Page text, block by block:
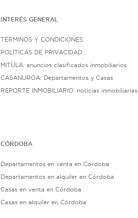
INTERÉS GENERAL
TÉRMINOS Y CONDICIONES
POLÍTICAS DE PRIVACIDAD
MITULA: anuncios clasificados inmobiliarios
CASANUROA: Departamentos y Casas
REPORTE INMOBILIARIO: noticias inmobiliarias
CÓRDOBA
Departamentos en venta en Córdoba
Departamentos en alquiler en Córdoba
Casas en venta en Córdoba
Casas en alquiler en Córdoba